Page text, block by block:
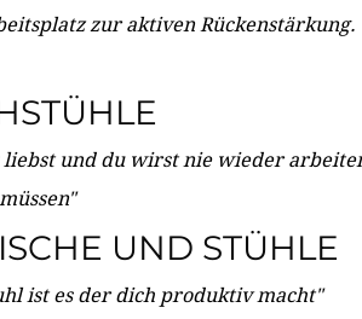
zur aktiven Rückenstärkung.
liebst und du wirst nie wieder
müssen"
UND STÜHLE
ist es der dich produktiv macht"